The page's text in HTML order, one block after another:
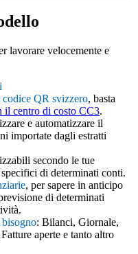
lavorare velocemente e
codice QR svizzero, basta
il centro di costo CC3.
e automatizzare il
importate dagli estratti
secondo le tue
di determinati conti.
, per sapere in anticipo
di determinati
: Bilanci, Giornale,
aperte e tanto altro